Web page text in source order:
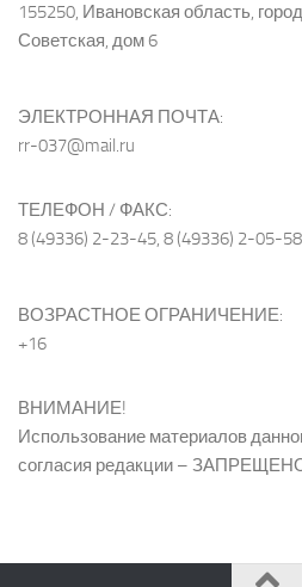
155250, Ивановская область,
Советская, дом 6
ЭЛЕКТРОННАЯ ПОЧТА:
rr-037@mail.ru
ТЕЛЕФОН / ФАКС:
8 (49336) 2-23-45, 8 (49336) 2-05-58
ВОЗРАСТНОЕ ОГРАНИЧЕНИЕ:
+16
ВНИМАНИЕ!
Использование материалов
согласия редакции –